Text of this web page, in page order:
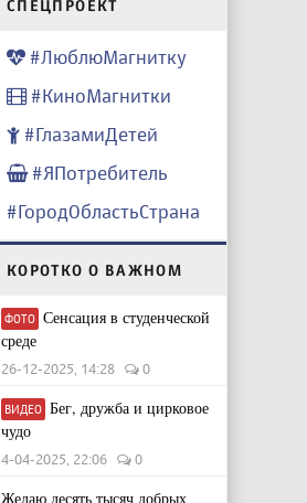
CПЕЦПРОЕКТ
#ЛюблюМагнитку
#КиноМагнитки
#ГлазамиДетей
#ЯПотребитель
#ГородОбластьСтрана
КОРОТКО О ВАЖНОМ
ФОТО Сенсация в студенческой
среде
26-12-2025, 14:28 0
ВИДЕО Бег, дружба и цирковое
чудо
4-04-2025, 22:06 0
Желаю десять тысяч добрых